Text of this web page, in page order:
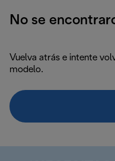
No se
Vuelva atrás e intente
modelo.